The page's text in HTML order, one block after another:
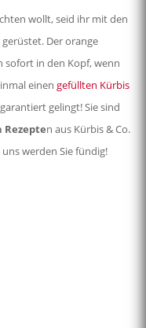
wollt, seid ihr mit den
Der orange
in den Kopf, wenn
einen gefüllten Kürbis
gelingt! Sie sind
Rezepten aus Kürbis & Co.
uns werden Sie fündig!